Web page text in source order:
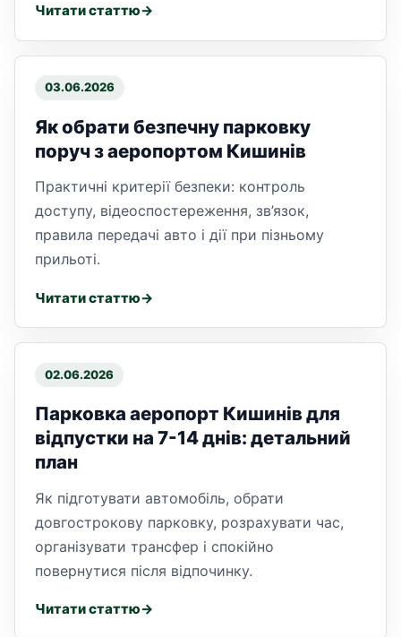
Читати статтю
03.06.2026
Як обрати безпечну парковку
поруч з аеропортом Кишинів
Практичні критерії безпеки: контроль
доступу, відеоспостереження, зв’язок,
правила передачі авто і дії при пізньому
прильоті.
Читати статтю
02.06.2026
Парковка аеропорт Кишинів для
відпустки на 7-14 днів: детальний
план
Як підготувати автомобіль, обрати
довгострокову парковку, розрахувати час,
організувати трансфер і спокійно
повернутися після відпочинку.
Читати статтю